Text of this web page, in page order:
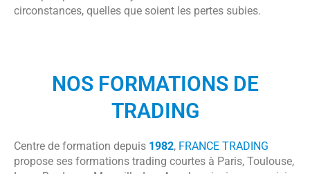
circonstances, quelles que soient les pertes subies.
NOS FORMATIONS DE
TRADING
Centre de formation depuis 1982, FRANCE TRADING
propose ses formations trading courtes à Paris, Toulouse,